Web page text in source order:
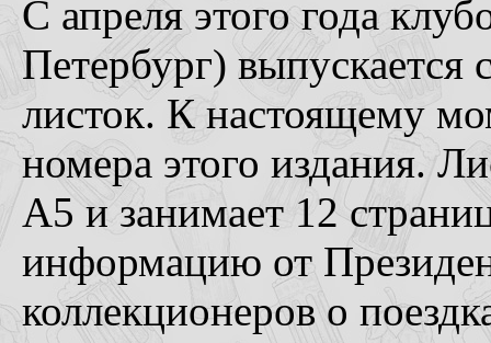
С апреля этого года
Петербург)
листок. К настоящему
номера этого издания.
А5 и занимает 12
информацию от
коллекционеров о